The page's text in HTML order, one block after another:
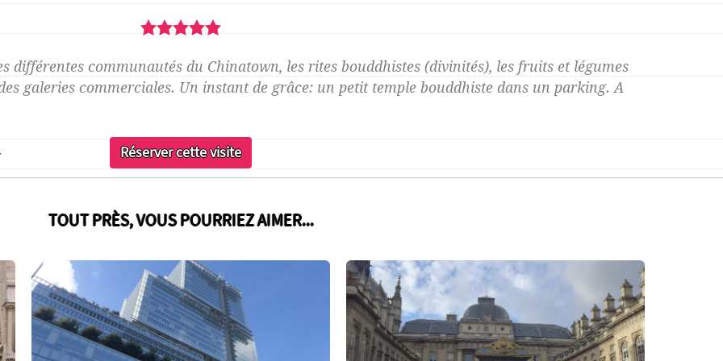
5,0
communautés du Chinatown, les rites bouddhistes (divinités), les fruits et légumes
galeries commerciales. Un instant de grâce: un petit temple bouddhiste dans un parking. A
TOUT PRÈS, VOUS POURRIEZ AIMER...